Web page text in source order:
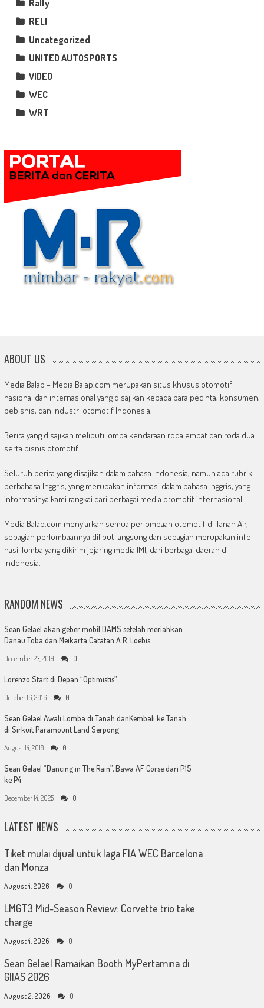
Rally
RELI
Uncategorized
UNITED AUTOSPORTS
VIDEO
WEC
WRT
ABOUT US
Media Balap – Media Balap.com merupakan situs khusus otomotif
nasional dan internasional yang disajikan kepada para pecinta, konsumen,
pebisnis, dan industri otomotif Indonesia.
Berita yang disajikan meliputi lomba kendaraan roda empat dan roda dua
serta bisnis otomotif.
Seluruh berita yang disajikan dalam bahasa Indonesia, namun ada rubrik
berbahasa Inggris, yang merupakan informasi dalam bahasa Inggris, yang
informasinya kami rangkai dari berbagai media otomotif internasional.
Media Balap.com menyiarkan semua perlombaan otomotif di Tanah Air,
sebagian perlombaannya diliput langsung dan sebagian merupakan info
hasil lomba yang dikirim jejaring media IMI, dari berbagai daerah di
Indonesia.
RANDOM NEWS
Sean Gelael akan geber mobil DAMS setelah meriahkan
Danau Toba dan Meikarta Catatan A.R. Loebis
December 23, 2019 0
Lorenzo Start di Depan “Optimistis”
October 16, 2016 0
Sean Gelael Awali Lomba di Tanah danKembali ke Tanah
di Sirkuit Paramount Land Serpong
August 14, 2018 0
Sean Gelael “Dancing in The Rain”, Bawa AF Corse dari P15
ke P4
December 14, 2025 0
LATEST NEWS
Tiket mulai dijual untuk laga FIA WEC Barcelona
dan Monza
August 4, 2026 0
LMGT3 Mid-Season Review: Corvette trio take
charge
August 4, 2026 0
Sean Gelael Ramaikan Booth MyPertamina di
GIIAS 2026
August 2, 2026 0